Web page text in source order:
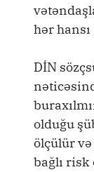
hər
DİN
olduğu
ölçülür və
bağlı